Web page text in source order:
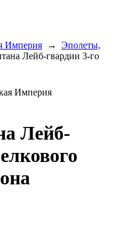
Империя →
Эполеты,
Лейб-гвардии 3-го
Империя
Лейб-